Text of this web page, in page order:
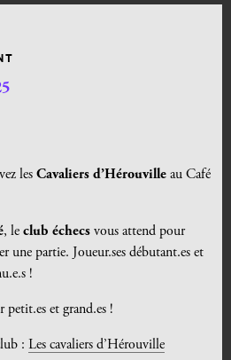
les Cavaliers d’Hérouville au Café
, le club échecs vous attend pour
une partie. Joueur.ses débutant.es et
!
et grand.es !
: Les cavaliers d’Hérouville